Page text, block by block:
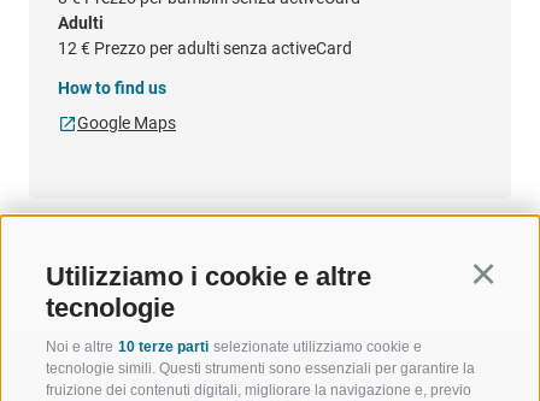
Utilizziamo i cookie e altre
tecnologie
Noi e altre 10 terze parti selezionate utilizziamo cookie e
tecnologie simili. Questi strumenti sono essenziali per garantire la
fruizione dei contenuti digitali, migliorare la navigazione e, previo
Adulti
12 € Prezzo per adulti senza activeCard
How to find us
Google Maps